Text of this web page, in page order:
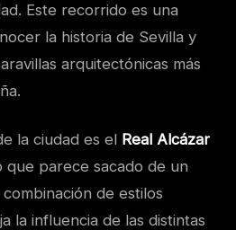
Este recorrido es una
la historia de Sevilla y
arquitectónicas más
la ciudad es el Real Alcázar
que parece sacado de un
de estilos
la influencia de las distintas